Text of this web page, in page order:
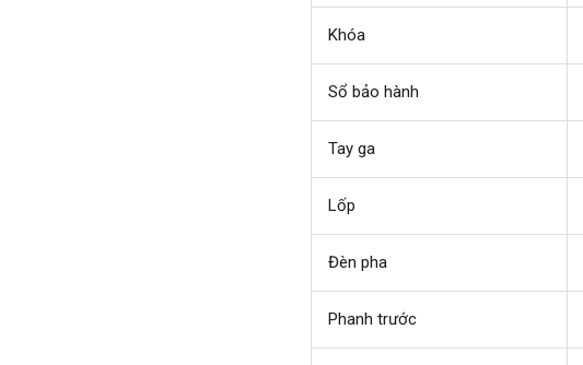
Khóa
Sổ bảo hành
Tay ga
Lốp
Đèn pha
Phanh trước